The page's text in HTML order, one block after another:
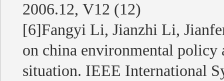
2006.12, V12 (12)
[6]Fangyi Li, Jianzhi Li,
on china environmental
situation. IEEE International